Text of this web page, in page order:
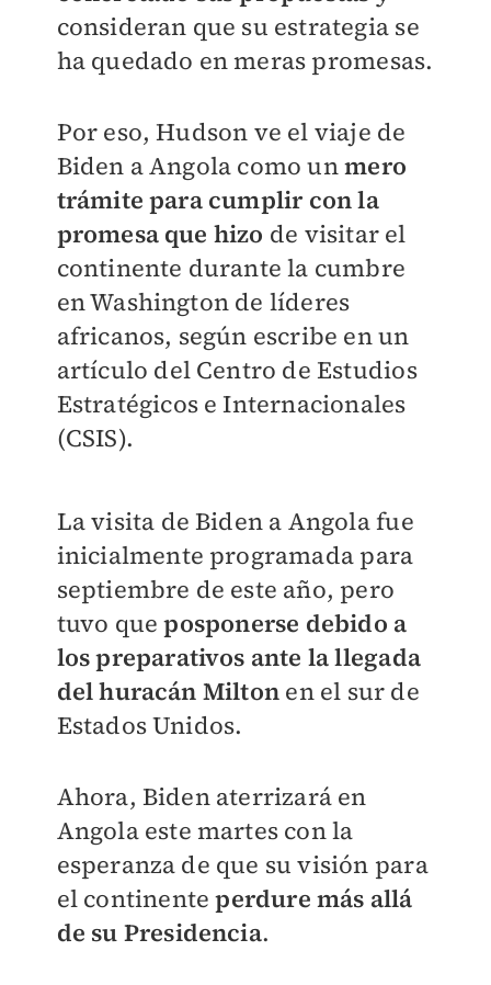
consideran que su estrategia se
ha quedado en meras promesas.
Por eso, Hudson ve el viaje de
Biden a Angola como unmero
trámite para cumplir con la
promesa que hizo de visitar el
continente durante la cumbre
en Washington de líderes
africanos, según escribe en un
artículo del Centro de Estudios
Estratégicos e Internacionales
(CSIS).
La visita de Biden a Angola fue
inicialmente programada para
septiembre de este año, pero
tuvo queposponerse debido a
los preparativos ante la llegada
del huracán Milton en el sur de
Estados Unidos.
Ahora, Biden aterrizará en
Angola este martes con la
esperanza de que su visión para
el continenteperdure más allá
de su Presidencia.